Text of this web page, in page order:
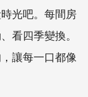
光吧。每間房
看四季變換。
讓每一口都像